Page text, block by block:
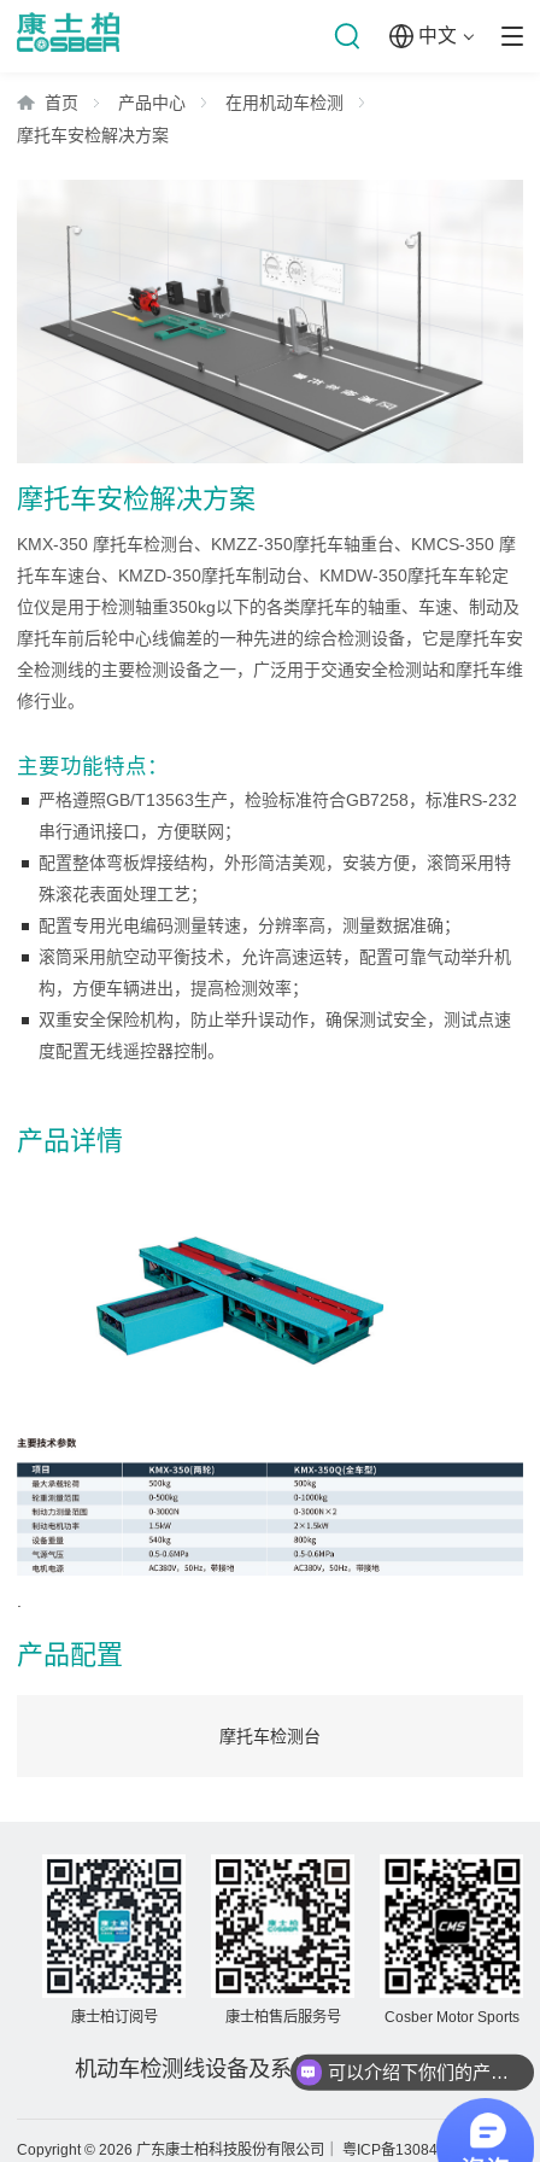
中文
首页 产品中心
在用机动车检测
摩托车安检解决方案
摩托车安检解决方案
KMX-350 摩托车检测台、KMZZ-350摩托车轴重台、KMCS-350 摩
托车车速台、KMZD-350摩托车制动台、KMDW-350摩托车车轮定
位仪是用于检测轴重350kg以下的各类摩托车的轴重、车速、制动及
摩托车前后轮中心线偏差的一种先进的综合检测设备，它是摩托车安
全检测线的主要检测设备之一，广泛用于交通安全检测站和摩托车维
修行业。
主要功能特点：
严格遵照GB/T13563生产，检验标准符合GB7258，标准RS-232
串行通讯接口，方便联网；
配置整体弯板焊接结构，外形简洁美观，安装方便，滚筒采用特
殊滚花表面处理工艺；
配置专用光电编码测量转速，分辨率高，测量数据准确；
滚筒采用航空动平衡技术，允许高速运转，配置可靠气动举升机
构，方便车辆进出，提高检测效率；
双重安全保险机构，防止举升误动作，确保测试安全，测试点速
度配置无线遥控器控制。
产品详情
产品配置
摩托车检测台
康士柏订阅号 康士柏售后服务号 Cosber Motor Sports
机动车检测线设备及系统解决方案服务商
Copyright © 2026 广东康士柏科技股份有限公司｜ 粤ICP备13084693号
可以介绍下你们的产品么？